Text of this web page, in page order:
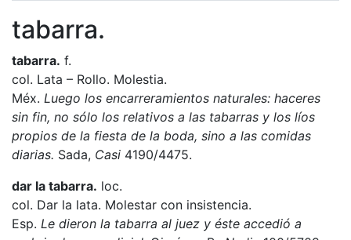
tabarra.
tabarra. f.
col. Lata – Rollo. Molestia.
Méx. Luego los encarreramientos naturales: haceres
sin fin, no sólo los relativos a las tabarras y los líos
propios de la fiesta de la boda, sino a las comidas
diarias. Sada, Casi 4190/4475.
dar la tabarra. loc.
col. Dar la lata. Molestar con insistencia.
Esp. Le dieron la tabarra al juez y éste accedió a